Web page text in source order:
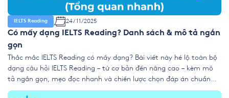
IELTS Reading 24/11/2025
Có mấy dạng IELTS Reading? Danh sách & mô tả ngắn
gọn
Thắc mắc IELTS Reading có mấy dạng? Bài viết này hé lộ toàn bộ
dạng câu hỏi IELTS Reading – từ cơ bản đến nâng cao – kèm mô
tả ngắn gọn, mẹo đọc nhanh và chiến lược chọn đáp án chuẩn
xác để bạn bứt phá điểm đọc hiểu như cao thủ. 1. Các […]